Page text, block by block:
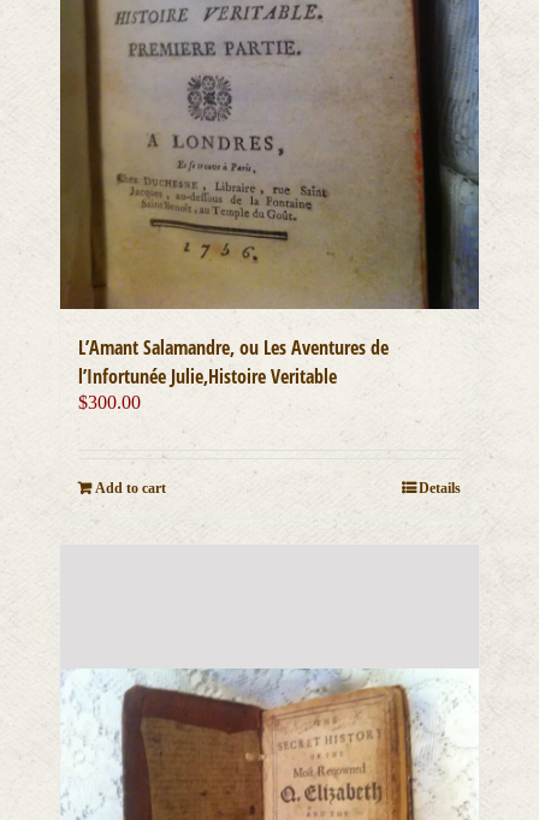
L’Amant Salamandre, ou Les Aventures de
l’Infortunée Julie,Histoire Veritable
$300.00
Add to cart Details